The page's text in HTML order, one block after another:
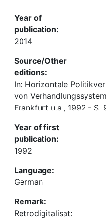
Year of
publication:
2014
Source/Other
editions:
In: Horizontale
von
Frankfurt u.a., 1992.-
Year of first
publication:
1992
Language:
German
Remark:
Retrodigitalisat: